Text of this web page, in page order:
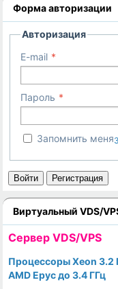
Форма авторизации
Авторизация
E-mail
Пароль
Запомнить меня
Войти Регистрация
Виртуальный VDS/
Cервер VDS/VPS
Процессоры Xeon 3.2
AMD Epyc до 3.4 ГГц